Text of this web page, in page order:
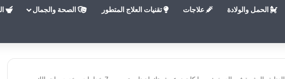
الحمل والولادة علاجات تقنيات العلاج المتطور الصحة والجمال